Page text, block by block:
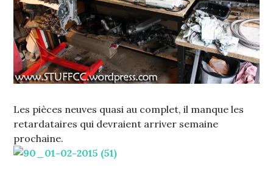
Les pièces neuves quasi au complet, il manque les
retardataires qui devraient arriver semaine
prochaine.